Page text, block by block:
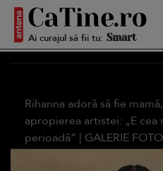
Ai curajul să fii tu: Smart
Sensibilă
Puternică
Rihanna adoră să fie
apropierea artistei: „E cea
perioadă” | GALERIE FOTO